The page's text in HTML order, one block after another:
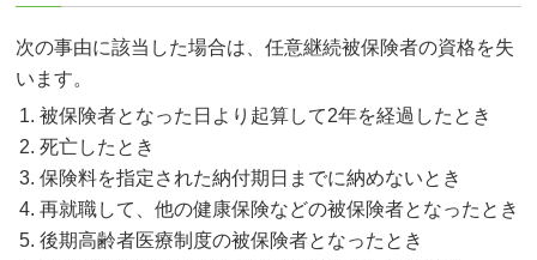
次の事由に該当した場合は、任意継続被保険者の資格を失
います。
被保険者となった日より起算して2年を経過したとき
死亡したとき
保険料を指定された納付期日までに納めないとき
再就職して、他の健康保険などの被保険者となったとき
後期高齢者医療制度の被保険者となったとき